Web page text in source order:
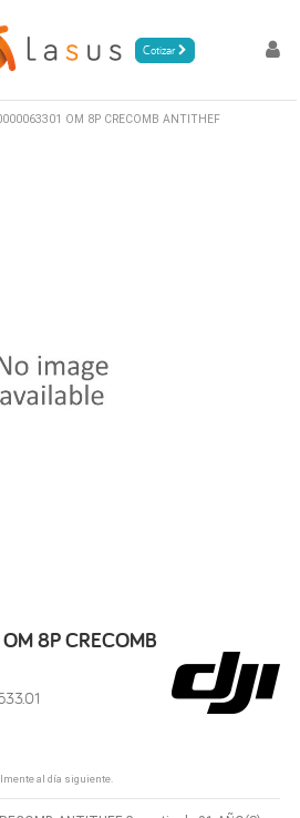
Cotizar
OM 8P CRECOMB ANTITHEF
8P CRECOMB
al día siguiente.